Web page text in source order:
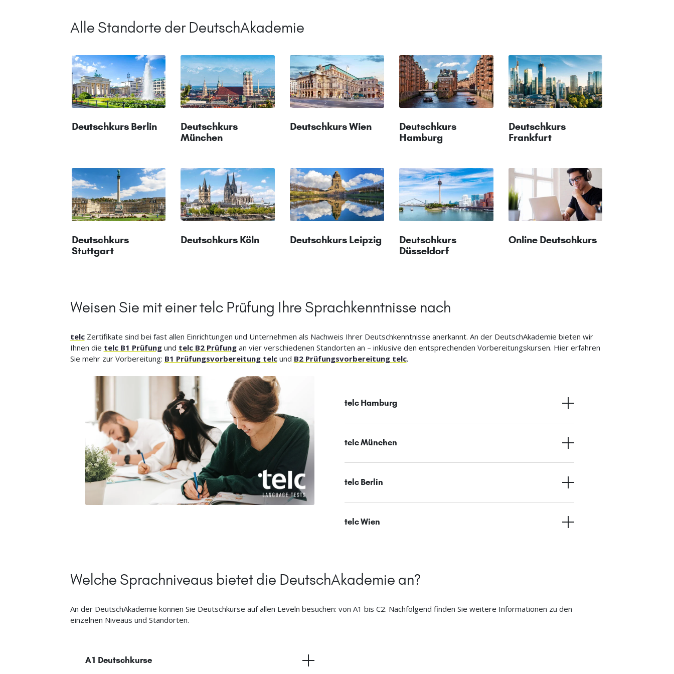
Alle Standorte der DeutschAkademie
Deutschkurs Berlin
Deutschkurs
München
Deutschkurs Wien
Deutschkurs
Hamburg
Deutschkurs
Frankfurt
Deutschkurs
Stuttgart
Deutschkurs Köln Deutschkurs Leipzig
Deutschkurs
Düsseldorf
Online Deutschkurs
Weisen Sie mit einer telc Prüfung Ihre Sprachkenntnisse nach
telcZertifikate sind bei fast allen Einrichtungen und Unternehmen als Nachweis Ihrer Deutschkenntnisse anerkannt. An der DeutschAkademie bieten wir
Ihnen die telc B1 Prüfungund telc B2 Prüfungan vier verschiedenen Standorten an – inklusive den entsprechenden Vorbereitungskursen. Hier erfahren
Sie mehr zur Vorbereitung: B1 Prüfungsvorbereitung telcund B2 Prüfungsvorbereitung telc.
telc Hamburg
telc München
telc Berlin
telc Wien
Welche Sprachniveaus bietet die DeutschAkademie an?
An der DeutschAkademie können Sie Deutschkurse auf allen Leveln besuchen: von A1 bis C2. Nachfolgend finden Sie weitere Informationen zu den
einzelnen Niveaus und Standorten.
A1 Deutschkurse